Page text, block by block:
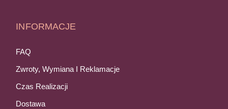
INFORMACJE
FAQ
Zwroty, Wymiana I Reklamacje
Czas Realizacji
Dostawa